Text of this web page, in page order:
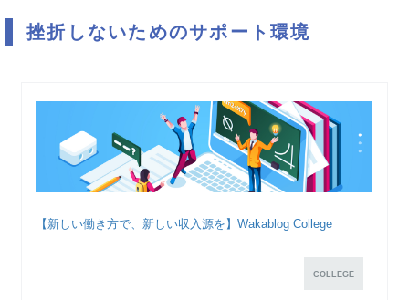
挫折しないためのサポート環境
【新しい働き方で、新しい収入源を】Wakablog College
COLLEGE